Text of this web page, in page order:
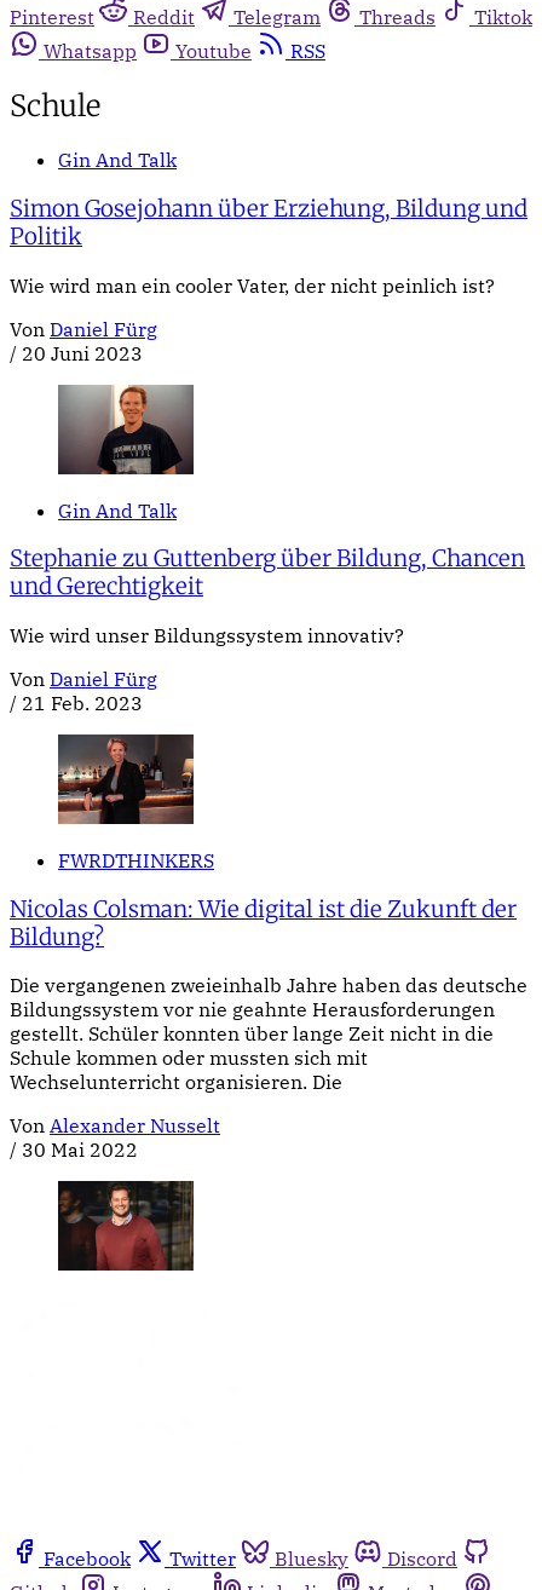
Pinterest
Reddit Telegram Threads
Tiktok
Whatsapp
Youtube RSS
Schule
Gin And Talk
Simon Gosejohann über Erziehung, Bildung und
Politik
Wie wird man ein cooler Vater, der nicht peinlich ist?
Von Daniel Fürg
/ 20 Juni 2023
Gin And Talk
Stephanie zu Guttenberg über Bildung, Chancen
und Gerechtigkeit
Wie wird unser Bildungssystem innovativ?
Von Daniel Fürg
/ 21 Feb. 2023
FWRDTHINKERS
Nicolas Colsman: Wie digital ist die Zukunft der
Bildung?
Die vergangenen zweieinhalb Jahre haben das deutsche
Bildungssystem vor nie geahnte Herausforderungen
gestellt. Schüler konnten über lange Zeit nicht in die
Schule kommen oder mussten sich mit
Wechselunterricht organisieren. Die
Von Alexander Nusselt
/ 30 Mai 2022
Facebook Twitter Bluesky
Discord